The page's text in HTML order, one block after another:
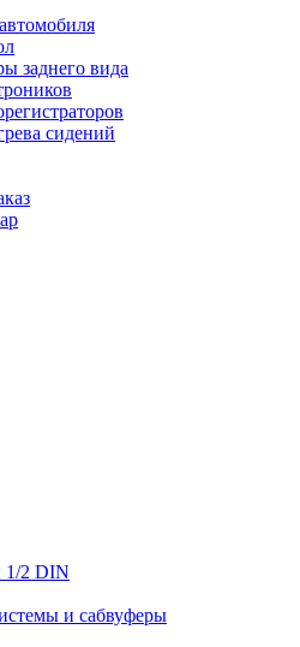
заднего вида
сидений
1/2 DIN
и сабвуферы